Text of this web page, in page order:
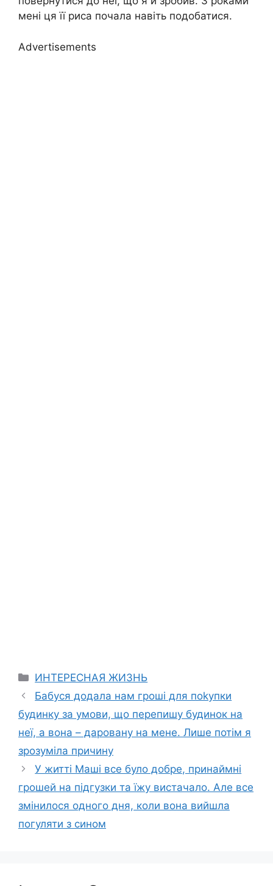
мені ця її риса почала навіть подобатися.
Advertisements
Categories
ИНТЕРЕСНАЯ ЖИЗНЬ
Бабуся додала нам гроші для поkупки
будинку за умови, що перепишу будинок на
неї, а вона – даровану на мене. Лише потім я
зрозуміла причину
У житті Маші все було добре, принаймні
грошей на підгузки та їжу вистачало. Але все
змінилося одного дня, коли вона вийшла
погуляти з сином